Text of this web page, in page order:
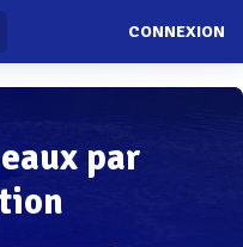
CONNEXION
par